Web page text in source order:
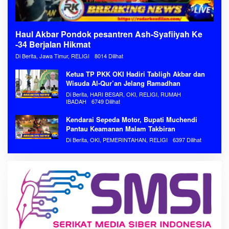
Haul Akbar Pondok pesantren Ash-Syafiiyah Ke
-34 Berjalan Hikmat
Di Berita, Jawa Timur, RELIGI 8014 Dilihat
Ketua TP PKK OKI Hadiri Tabligh Akbar dan
Wisuda Al-Qur’an Jelang Ramadhan
Di Berita, HARI BESAR, OKI, RELIGI, RUMAH
IBADAH
6749 Dilihat
Kendarai Sepeda Motor, Bupati Muchendi
Pantau Keamanan Malam Takbiran
Di Berita, OKI, PEMERINTAHAN, RELIGI 6397 Dilihat